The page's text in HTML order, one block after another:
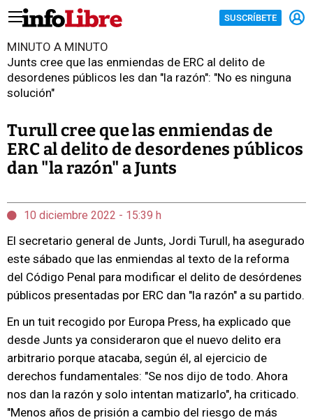
SUSCRÍBETE
MINUTO A MINUTO
Junts cree que las enmiendas de ERC al delito de
desordenes públicos les dan "la razón": "No es ninguna
solución"
Turull cree que las enmiendas de
ERC al delito de desordenes públicos
dan "la razón" a Junts
10 diciembre 2022 - 15:39 h
El secretario general de Junts, Jordi Turull, ha asegurado
este sábado que las enmiendas al texto de la reforma
del Código Penal para modificar el delito de desórdenes
públicos presentadas por ERC dan "la razón" a su partido.
En un tuit recogido por Europa Press, ha explicado que
desde Junts ya consideraron que el nuevo delito era
arbitrario porque atacaba, según él, al ejercicio de
derechos fundamentales: "Se nos dijo de todo. Ahora
nos dan la razón y solo intentan matizarlo", ha criticado.
"Menos años de prisión a cambio del riesgo de más